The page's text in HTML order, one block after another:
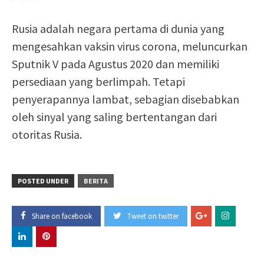
Rusia adalah negara pertama di dunia yang
mengesahkan vaksin virus corona, meluncurkan
Sputnik V pada Agustus 2020 dan memiliki
persediaan yang berlimpah. Tetapi
penyerapannya lambat, sebagian disebabkan
oleh sinyal yang saling bertentangan dari
otoritas Rusia.
POSTED UNDER BERITA
Share on facebook Tweet on twitter